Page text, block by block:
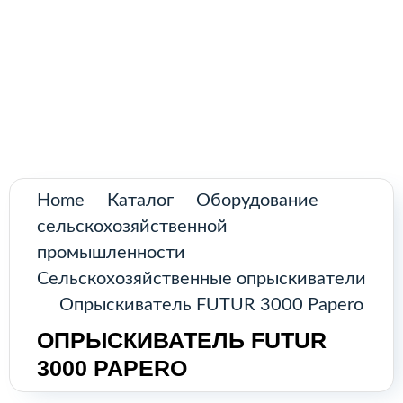
О
Home Каталог
Оборудование
сельскохозяйственной
промышленности
Сельскохозяйственные опрыскиватели
Опрыскиватель FUTUR 3000 Papero
ОПРЫСКИВАТЕЛЬ FUTUR
3000 PAPERO